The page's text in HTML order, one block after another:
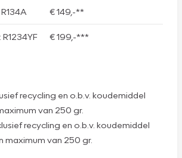
€ 149,-**
€ 199,-***
recycling en o.b.v. koudemiddel
van 250 gr.
recycling en o.b.v. koudemiddel
maximum van 250 gr.